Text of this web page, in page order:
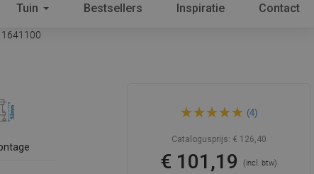
Tuin Bestsellers Inspiratie Contact
1641100
draaibare lineaire afvoer 100
(4)
Catalogusprijs: € 126,40
€ 101,19(incl. btw)